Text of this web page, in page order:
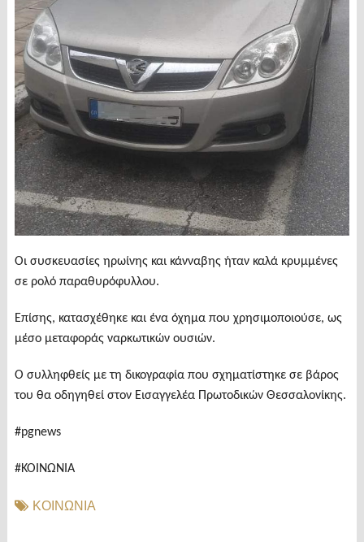
Οι συσκευασίες ηρωίνης και κάνναβης ήταν καλά κρυμμένες
σε ρολό παραθυρόφυλλου.
Επίσης, κατασχέθηκε και ένα όχημα που χρησιμοποιούσε, ως
μέσο μεταφοράς ναρκωτικών ουσιών.
Ο συλληφθείς με τη δικογραφία που σχηματίστηκε σε βάρος
του θα οδηγηθεί στον Εισαγγελέα Πρωτοδικών Θεσσαλονίκης.
#pgnews
#ΚΟΙΝΩΝΙΑ
ΚΟΙΝΩΝΙΑ